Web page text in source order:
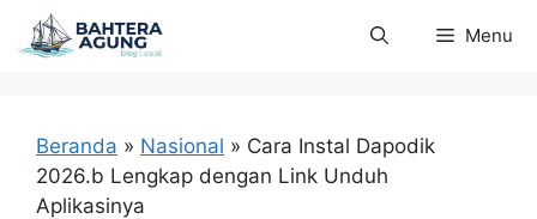
Langsung
ke
Menu
Beranda » Nasional » Cara Instal Dapodik
2026.b Lengkap dengan Link Unduh
Aplikasinya